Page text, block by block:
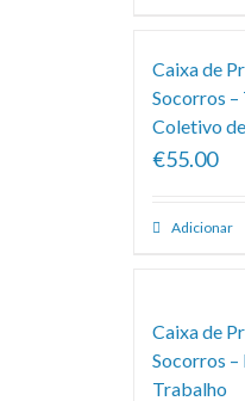
Caixa de
Socorros
Coletivo
€55.00
Adicionar
Caixa de
Socorros –
Trabalho